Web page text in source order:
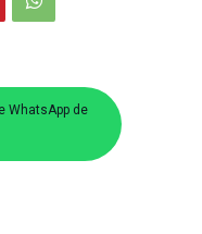
WhatsApp de